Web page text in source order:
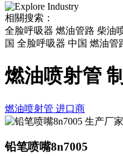
相關搜索：
全脸呼吸器 燃油管路 柴油
国 全脸呼吸器 中国 燃油
燃油喷射管
燃油喷射管 进口商
铅笔喷嘴8n7005